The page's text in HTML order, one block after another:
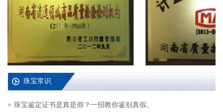
珠宝常识
珠宝鉴定证书是真是假？一招教你鉴别真假。